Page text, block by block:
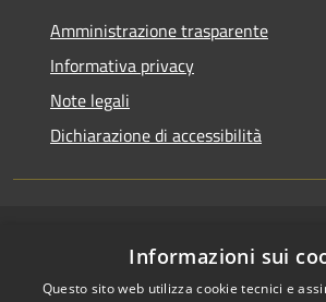
Amministrazione trasparente
Informativa privacy
Note legali
Dichiarazione di accessibilità
Informazioni sui
Questo sito web utilizza cookie tecnici e